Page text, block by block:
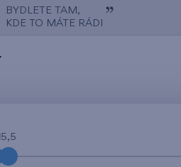
BYDLETE TAM,
KDE TO MÁTE RÁDI
5,5